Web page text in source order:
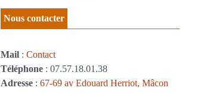
Nous contacter
Mail :Contact
Téléphone : 07.57.18.01.38
Adresse :67-69 av Edouard Herriot, Mâcon